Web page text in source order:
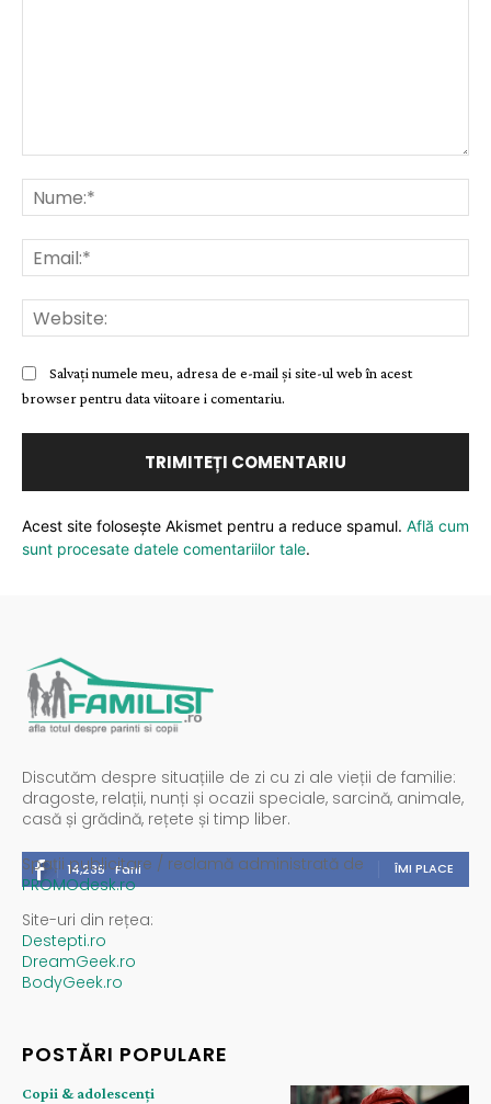
Salvați numele meu, adresa de e-mail și site-ul web în acest
browser pentru data viitoare i comentariu.
Acest site folosește Akismet pentru a reduce spamul. Află cum
sunt procesate datele comentariilor tale.
Discutăm despre situațiile de zi cu zi ale vieții de familie:
dragoste, relații, nunți și ocazii speciale, sarcină, animale,
casă și grădină, rețete și timp liber.
14,235 Fani ÎMI PLACE
Spații publicitare / reclamă administrată de
PROMOdesk.ro
Site-uri din rețea:
Destepti.ro
DreamGeek.ro
BodyGeek.ro
POSTĂRI POPULARE
Copii & adolescenți